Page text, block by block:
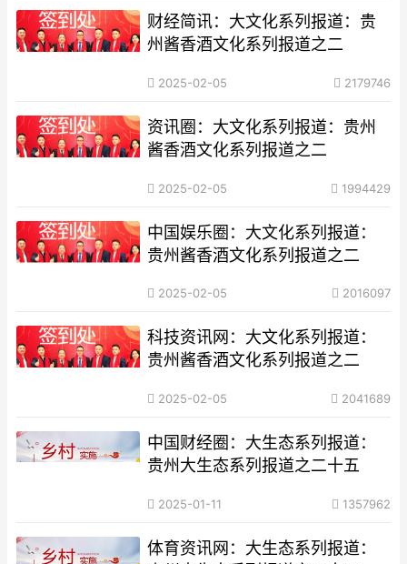
财经简讯：大文化系列报道：贵
州酱香酒文化系列报道之二
2025-02-05 2179746
资讯圈：大文化系列报道：贵州
酱香酒文化系列报道之二
2025-02-05 1994429
中国娱乐圈：大文化系列报道：
贵州酱香酒文化系列报道之二
2025-02-05 2016097
科技资讯网：大文化系列报道：
贵州酱香酒文化系列报道之二
2025-02-05 2041689
中国财经圈：大生态系列报道：
贵州大生态系列报道之二十五
2025-01-11 1357962
体育资讯网：大生态系列报道：